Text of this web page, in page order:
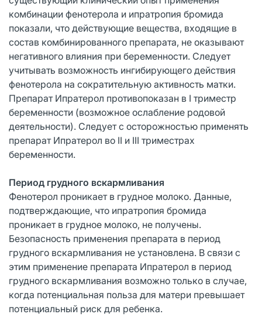
комбинации фенотерола и ипратропия бромида
показали, что действующие вещества, входящие в
состав комбинированного препарата, не оказывают
негативного влияния при беременности. Следует
учитывать возможность ингибирующего действия
фенотерола на сократительную активность матки.
Препарат Ипратерол противопоказан в I триместр
беременности (возможное ослабление родовой
деятельности). Следует с осторожностью применять
препарат Ипратерол во II и III триместрах
беременности.
Период грудного вскармливания
Фенотерол проникает в грудное молоко. Данные,
подтверждающие, что ипратропия бромида
проникает в грудное молоко, не получены.
Безопасность применения препарата в период
грудного вскармливания не установлена. В связи с
этим применение препарата Ипратерол в период
грудного вскармливания возможно только в случае,
когда потенциальная польза для матери превышает
потенциальный риск для ребенка.